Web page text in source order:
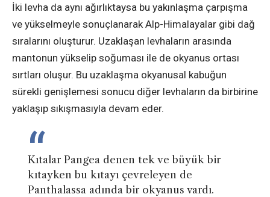
İki levha da aynı ağırlıktaysa bu yakınlaşma çarpışma
ve yükselmeyle sonuçlanarak Alp-Himalayalar gibi dağ
sıralarını oluşturur. Uzaklaşan levhaların arasında
mantonun yükselip soğuması ile de okyanus ortası
sırtları oluşur. Bu uzaklaşma okyanusal kabuğun
sürekli genişlemesi sonucu diğer levhaların da birbirine
yaklaşıp sıkışmasıyla devam eder.
Kıtalar Pangea denen tek ve büyük bir
kıtayken bu kıtayı çevreleyen de
Panthalassa adında bir okyanus vardı.